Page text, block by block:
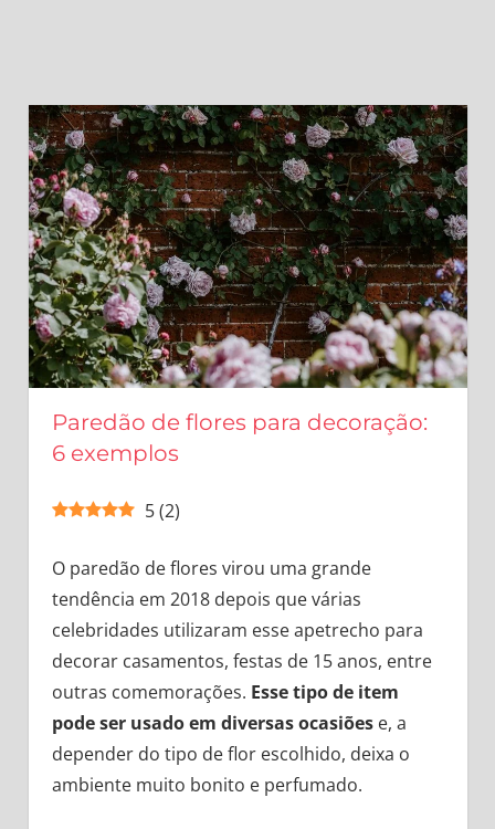
Paredão de flores para decoração:
6 exemplos
5 (2)
O paredão de flores virou uma grande
tendência em 2018 depois que várias
celebridades utilizaram esse apetrecho para
decorar casamentos, festas de 15 anos, entre
outras comemorações. Esse tipo de item
pode ser usado em diversas ocasiões e, a
depender do tipo de flor escolhido, deixa o
ambiente muito bonito e perfumado.